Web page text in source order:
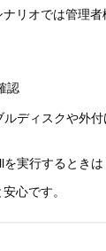
リオでは管理
認
ディスクや外
実行するとき
心です。